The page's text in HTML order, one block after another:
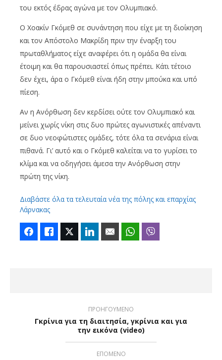
του εκτός έδρας αγώνα με τον Ολυμπιακό.
Ο Χοακίν Γκόμεθ σε συνάντηση που είχε με τη διοίκηση
και τον Απόστολο Μακρίδη πριν την έναρξη του
πρωταθλήματος είχε αναφέρει ότι η ομάδα θα είναι
έτοιμη και θα παρουσιαστεί όπως πρέπει. Κάτι τέτοιο
δεν έχει, άρα ο Γκόμεθ είναι ήδη στην μπούκα και υπό
πίεση.
Αν η Ανόρθωση δεν κερδίσει ούτε τον Ολυμπιακό και
μείνει χωρίς νίκη στις δυο πρώτες αγωνιστικές απέναντι
σε δυο νεοφώτιστες ομάδες, τότε όλα τα σενάρια είναι
πιθανά. Γι’ αυτό και ο Γκόμεθ καλείται να το γυρίσει το
κλίμα και να οδηγήσει άμεσα την Ανόρθωση στην
πρώτη της νίκη.
Διαβάστε όλα τα τελευταία νέα της πόλης και επαρχίας
Λάρνακας
FacebookLike Twitter LinkedIn Email WhatsApp
ΠΡΟΗΓΟΥΜΕΝΟ
Γκρίνια για τη διαιτησία, γκρίνια και για
την εικόνα (video)
ΕΠΟΜΕΝΟ